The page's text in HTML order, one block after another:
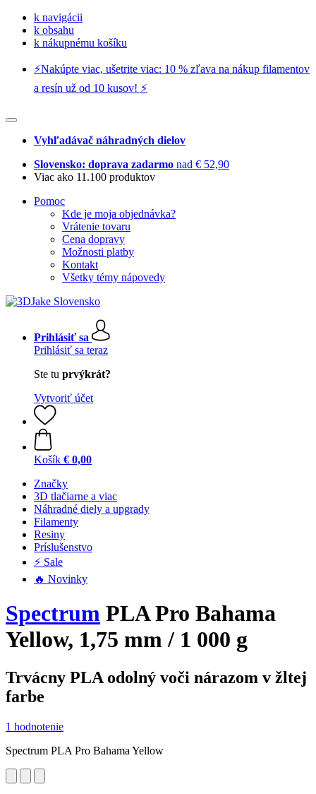
k navigácii
k obsahu
k nákupnému košíku
⚡️Nakúpte viac, ušetrite viac: 10 % zľava na nákup filamentov
a resín už od 10 kusov! ⚡️
Vyhľadávač náhradných dielov
Slovensko: doprava zadarmo nad € 52,90
Viac ako 11.100 produktov
Pomoc
Kde je moja objednávka?
Vrátenie tovaru
Cena dopravy
Možnosti platby
Kontakt
Všetky témy nápovedy
Prihlásiť sa
Prihlásiť sa teraz
Ste tu prvýkrát?
Vytvoriť účet
Košík € 0,00
Značky
3D tlačiarne a viac
Náhradné diely a upgrady
Filamenty
Resiny
Príslušenstvo
⚡ Sale
🔥 Novinky
Spectrum PLA Pro Bahama
Yellow, 1,75 mm / 1 000 g
Trvácny PLA odolný voči nárazom v žltej
farbe
1 hodnotenie
Spectrum PLA Pro Bahama Yellow